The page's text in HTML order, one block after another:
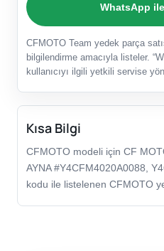
WhatsApp
CFMOTO Team yedek parça
bilgilendirme amacıyla listeler.
kullanıcıyı ilgili yetkili servise
Kısa Bilgi
CFMOTO modeli için CF
AYNA #Y4CFM4020A0088,
kodu ile listelenen CFMOTO